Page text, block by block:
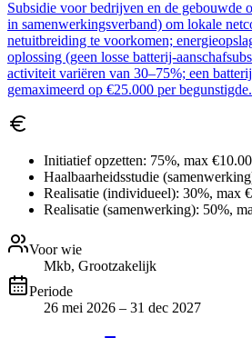
Subsidie voor bedrijven en de gebouwde
in samenwerkingsverband) om lokale
netuitbreiding te voorkomen;
oplossing (geen losse batterij-
activiteit variëren van 30–75%; een
gemaximeerd op €25.000 per begunstigde.
Initiatief opzetten: 75%, max
Haalbaarheidsstudie
Realisatie (individueel): 30%, max
Realisatie (samenwerking): 50%,
Voor wie
Mkb, Grootzakelijk
Periode
26 mei 2026 – 31 dec 2027